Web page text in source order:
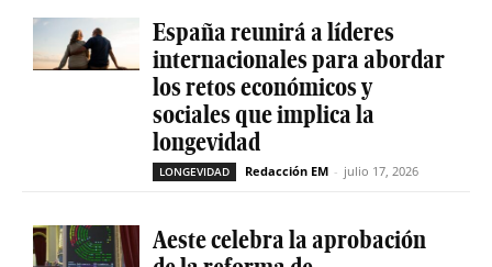
España reunirá a líderes
internacionales para abordar
los retos económicos y
sociales que implica la
longevidad
LONGEVIDAD Redacción EM - julio 17, 2026
Aeste celebra la aprobación